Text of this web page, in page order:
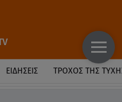
ΕΙΔΉΣΕΙΣ ΤΡΟΧΌΣ ΤΗΣ